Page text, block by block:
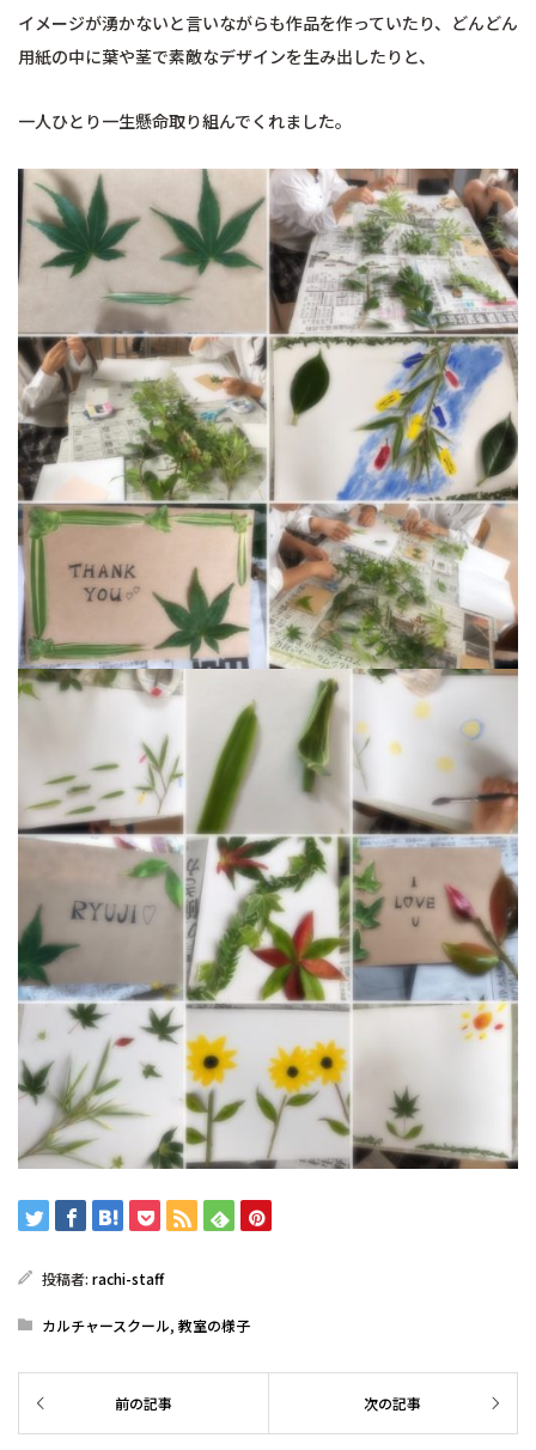
イメージが湧かないと言いながらも作品を作っていたり、どんどん
用紙の中に葉や茎で素敵なデザインを生み出したりと、
一人ひとり一生懸命取り組んでくれました。
投稿者: rachi-staff
カルチャースクール, 教室の様子